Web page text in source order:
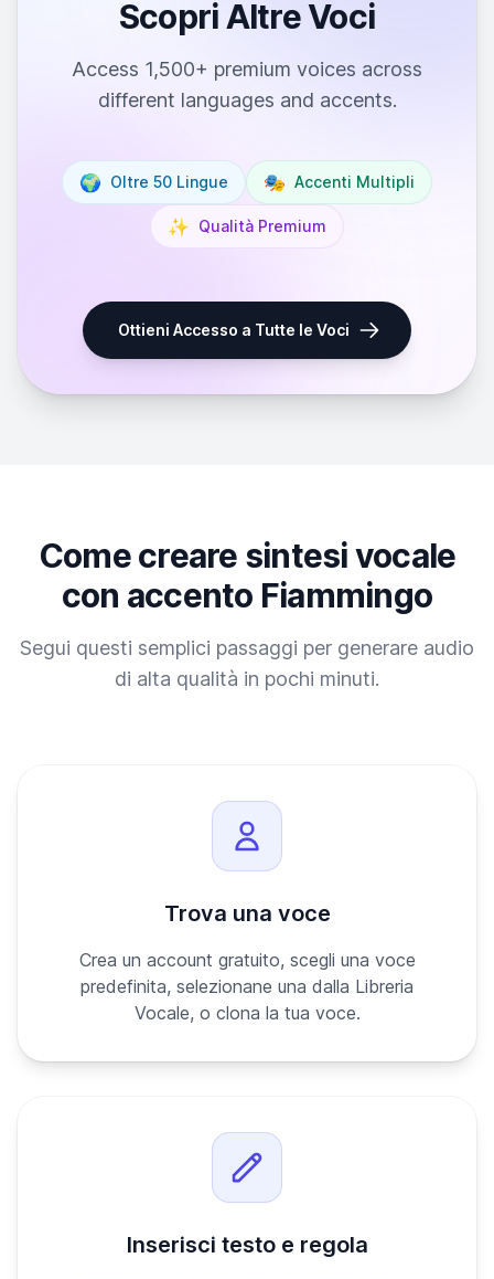
Scopri Altre Voci
Access 1,500+ premium voices across
different languages and accents.
🌍 Oltre 50 Lingue 🎭 Accenti Multipli
✨ Qualità Premium
Ottieni Accesso a Tutte le Voci
Come creare sintesi vocale
con accento Fiammingo
Segui questi semplici passaggi per generare audio
di alta qualità in pochi minuti.
Trova una voce
Crea un account gratuito, scegli una voce
predefinita, selezionane una dalla Libreria
Vocale, o clona la tua voce.
Inserisci testo e regola